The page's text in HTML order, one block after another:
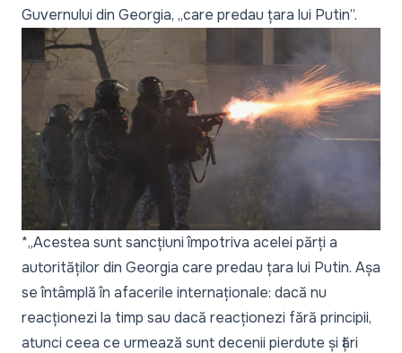
Guvernului din Georgia, „care predau țara lui Putin”.
*„Acestea sunt sancțiuni împotriva acelei părți a
autorităților din Georgia care predau țara lui Putin. Așa
se întâmplă în afacerile internaționale: dacă nu
reacționezi la timp sau dacă reacționezi fără principii,
atunci ceea ce urmează sunt decenii pierdute și țări